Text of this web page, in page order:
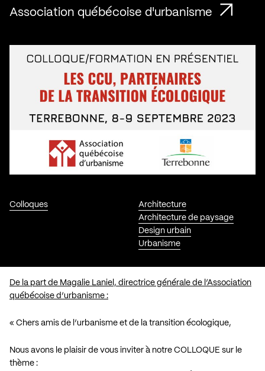
Association québécoise d'urbanisme
Colloques
Architecture
Architecture de paysage
Design urbain
Urbanisme
De la part de Magalie Laniel, directrice générale de l’Association
québécoise d’urbanisme :
« Chers amis de l’urbanisme et de la transition écologique,
Nous avons le plaisir de vous inviter à notre COLLOQUE sur le
thème :